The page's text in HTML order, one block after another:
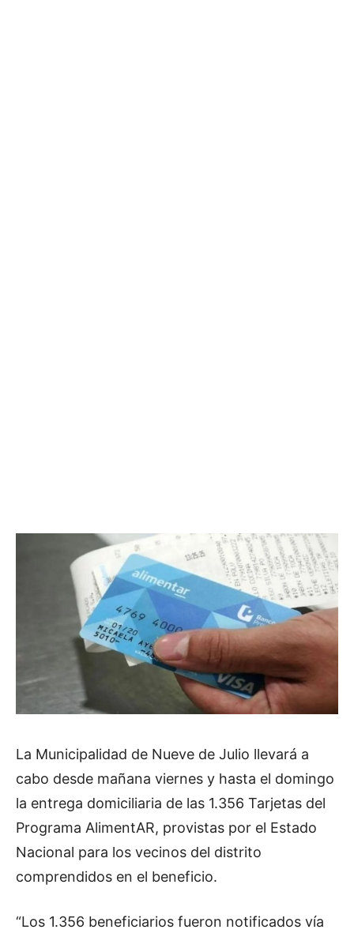
La Municipalidad de Nueve de Julio llevará a
cabo desde mañana viernes y hasta el domingo
la entrega domiciliaria de las 1.356 Tarjetas del
Programa AlimentAR, provistas por el Estado
Nacional para los vecinos del distrito
comprendidos en el beneficio.
“Los 1.356 beneficiarios fueron notificados vía